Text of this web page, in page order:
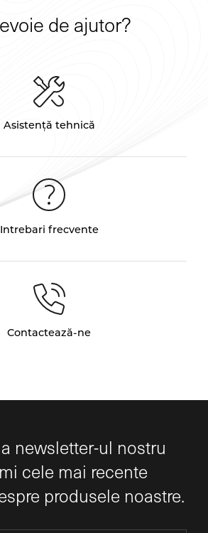
de ajutor?
Asistență tehnică
Intrebari frecvente
Contactează-ne
newsletter-ul nostru
cele mai recente
produsele noastre.